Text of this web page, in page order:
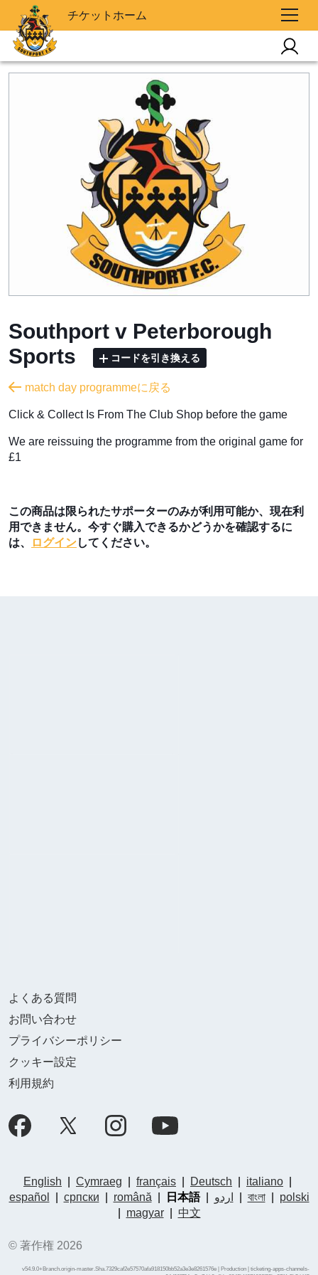
チケットホーム
Southport v Peterborough
Sports
コードを引き換える
match day programmeに戻る
​Click & Collect Is From The Club Shop before the game
We are reissuing the programme from the original game for
£1
この商品は限られたサポーターのみが利用可能か、現在利
用できません。今すぐ購入できるかどうかを確認するに
は、
ログインしてください。
よくある質問
お問い合わせ
プライバシーポリシー
クッキー設定
利用規約
English Cymraeg français Deutsch italiano
español
српски română 日本語| اردو বাংলা|
polski
magyar| 中文
© 著作権 2026
v54.9.0+Branch.origin-master.Sha.7329caf2e57570afa918150bb52a3e3e8261576e | Production | ticketing-apps-channels-